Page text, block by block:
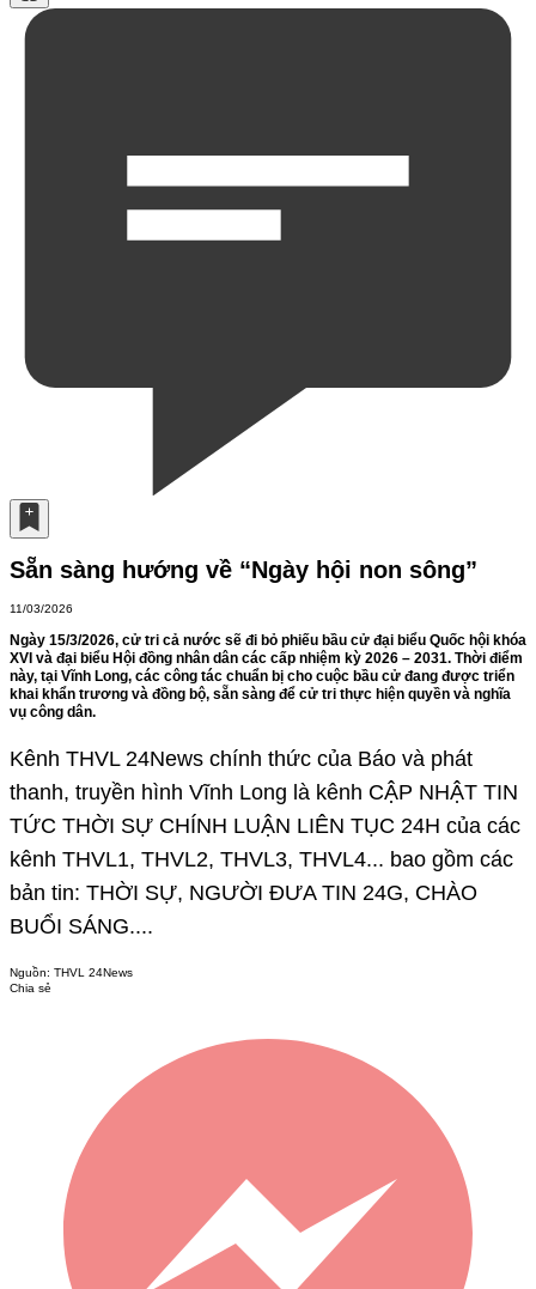
Sẵn sàng hướng về “Ngày hội non sông”
11/03/2026
Ngày 15/3/2026, cử tri cả nước sẽ đi bỏ phiếu bầu cử đại biểu Quốc hội khóa
XVI và đại biểu Hội đồng nhân dân các cấp nhiệm kỳ 2026 – 2031. Thời điểm
này, tại Vĩnh Long, các công tác chuẩn bị cho cuộc bầu cử đang được triển
khai khẩn trương và đồng bộ, sẵn sàng để cử tri thực hiện quyền và nghĩa
vụ công dân.
Kênh THVL 24News chính thức của Báo và phát
thanh, truyền hình Vĩnh Long là kênh CẬP NHẬT TIN
TỨC THỜI SỰ CHÍNH LUẬN LIÊN TỤC 24H của các
kênh THVL1, THVL2, THVL3, THVL4... bao gồm các
bản tin: THỜI SỰ, NGƯỜI ĐƯA TIN 24G, CHÀO
BUỔI SÁNG....
Nguồn: THVL 24News
Chia sẻ